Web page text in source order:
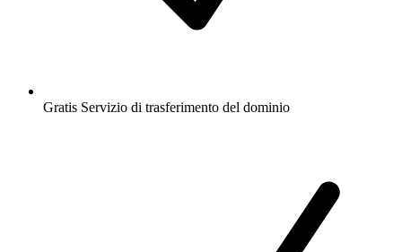
Gratis Servizio di trasferimento del dominio